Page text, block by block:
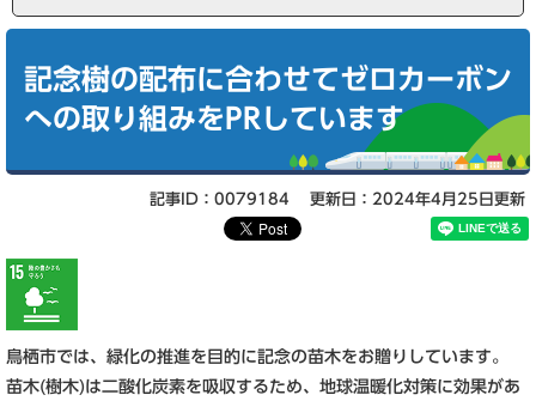
記念樹の配布に合わせてゼロカーボン
への取り組みをPRしています
記事ID：0079184 更新日：2024年4月25日更新
鳥栖市では、緑化の推進を目的に記念の苗木をお贈りしています。
苗木(樹木)は二酸化炭素を吸収するため、地球温暖化対策に効果があ